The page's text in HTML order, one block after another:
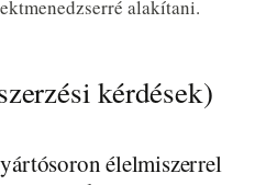
alakítani.
kérdések)
élelmiszerrel